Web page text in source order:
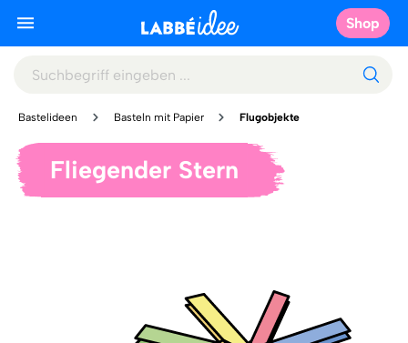
Shop
Bastelideen Basteln mit Papier Flugobjekte
Fliegender Stern